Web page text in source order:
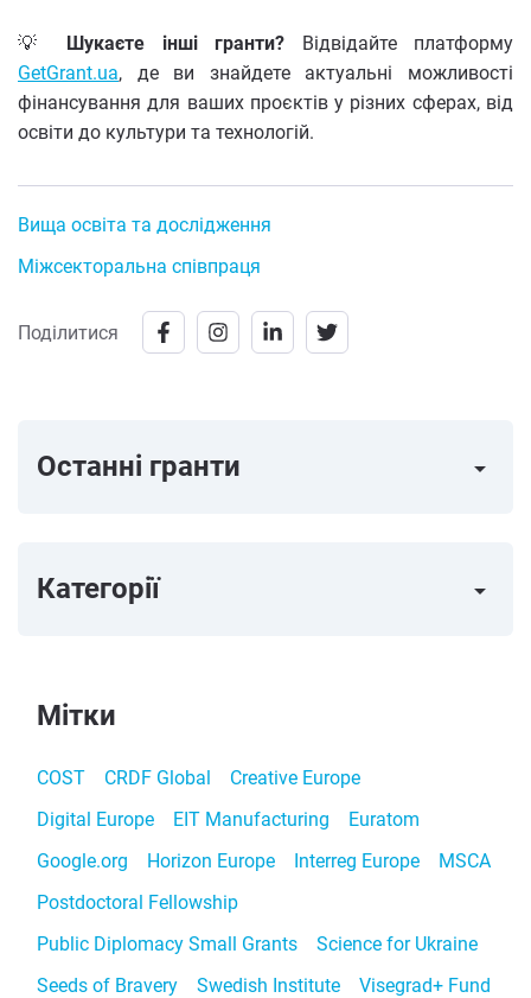
💡 Шукаєте інші гранти? Відвідайте платформу
GetGrant.ua, де ви знайдете актуальні можливості
фінансування для ваших проєктів у різних сферах, від
освіти до культури та технологій.
Вища освіта та дослідження
Міжсекторальна співпраця
Поділитися
Останні гранти arrow_right
Категорії arrow_right
Мітки
COST CRDF Global
Creative Europe
Digital Europe
EIT Manufacturing
Euratom
Google.org
Horizon Europe Interreg Europe
MSCA
Postdoctoral Fellowship
Public Diplomacy Small Grants
Science for Ukraine
Seeds of Bravery
Swedish Institute
Visegrad+ Fund